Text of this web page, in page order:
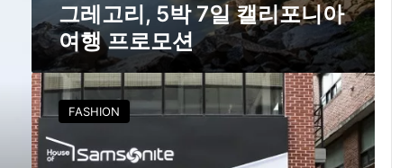
션
그레고리, 5박 7일 캘리포니아
여행 프로모션
쌤
소
나
이
트
FASHION